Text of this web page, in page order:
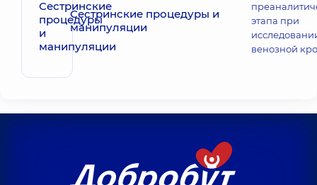
Сестринские процедуры и
манипуляции
этапа при
венозной